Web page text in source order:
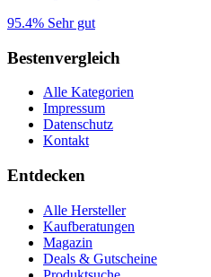
95.4% Sehr gut
Bestenvergleich
Alle Kategorien
Impressum
Datenschutz
Kontakt
Entdecken
Alle Hersteller
Kaufberatungen
Magazin
Deals & Gutscheine